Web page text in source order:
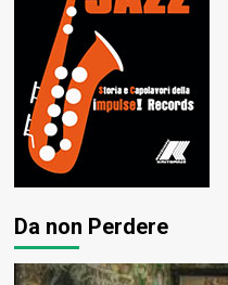
Da non Perdere